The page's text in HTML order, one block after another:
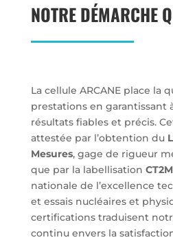
NOTRE DÉMARCHE
La cellule ARCANE place la
prestations en garantissant
résultats fiables et précis.
attestée par l’obtention du
Mesures, gage de rigueur
que par la labellisation CT2M
nationale de l’excellence
et essais nucléaires et
certifications traduisent
continu envers la